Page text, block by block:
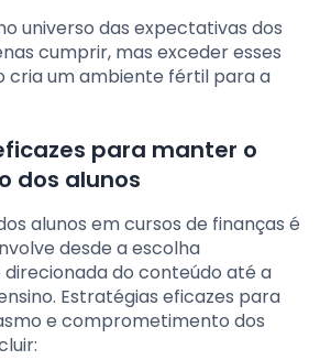
universo das expectativas dos
cumprir, mas exceder esses
cria um ambiente fértil para a
para manter o
dos alunos
alunos em cursos de finanças é
desde a escolha
do conteúdo até a
Estratégias eficazes para
e comprometimento dos